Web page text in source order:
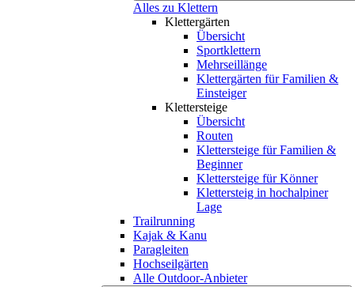
Alles zu Klettern
Klettergärten
Übersicht
Sportklettern
Mehrseillänge
Klettergärten für Familien &
Einsteiger
Klettersteige
Übersicht
Routen
Klettersteige für Familien &
Beginner
Klettersteige für Könner
Klettersteig in hochalpiner
Lage
Trailrunning
Kajak & Kanu
Paragleiten
Hochseilgärten
Alle Outdoor-Anbieter